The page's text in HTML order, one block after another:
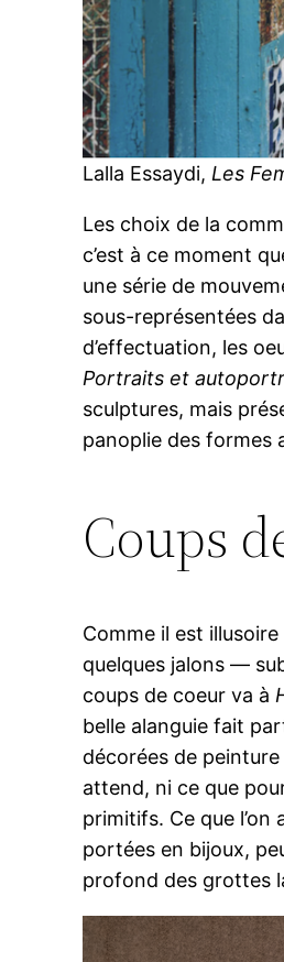
Lalla Essaydi, Les
Les choix de la
c’est à ce moment
une série de
sous-représentées
d’effectuation, les
Portraits et
sculptures, mais
panoplie des formes
Coups
Comme il est
quelques jalons —
coups de coeur va à
belle alanguie fait
décorées de
attend, ni ce que
primitifs. Ce que
portées en bijoux,
profond des grottes